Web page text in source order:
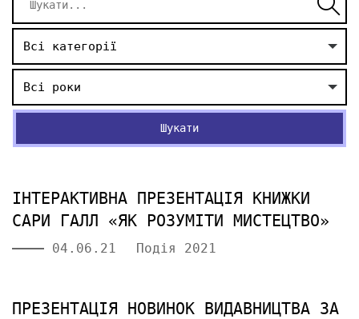
Всі категорії
Всі роки
Шукати
ІНТЕРАКТИВНА ПРЕЗЕНТАЦІЯ КНИЖКИ
САРИ ГАЛЛ «ЯК РОЗУМІТИ МИСТЕЦТВО»
04.06.21 Подія 2021
ПРЕЗЕНТАЦІЯ НОВИНОК ВИДАВНИЦТВА ЗА